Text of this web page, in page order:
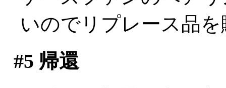
いのでリプレース品を
#5 帰還